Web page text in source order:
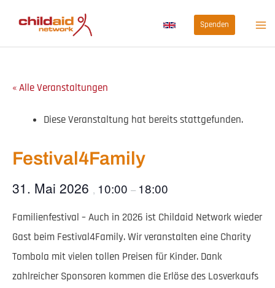
Inhalt
springen
Spenden
« Alle Veranstaltungen
Diese Veranstaltung hat bereits stattgefunden.
Festival4Family
31. Mai 2026 , 10:00 – 18:00
Familienfestival – Auch in 2026 ist Childaid Network wieder
Gast beim Festival4Family. Wir veranstalten eine Charity
Tombola mit vielen tollen Preisen für Kinder. Dank
zahlreicher Sponsoren kommen die Erlöse des Losverkaufs